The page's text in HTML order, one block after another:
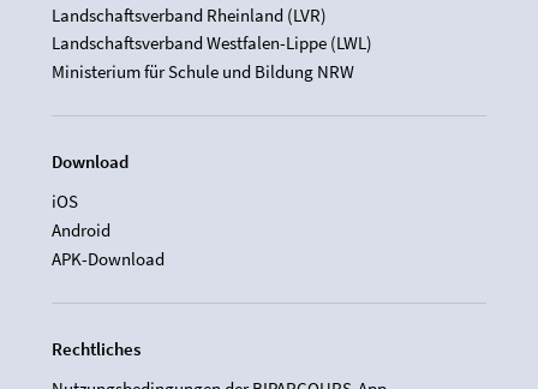
Landschaftsverband Rheinland (LVR)
Landschaftsverband Westfalen-Lippe (LWL)
Ministerium für Schule und Bildung NRW
Download
iOS
Android
APK-Download
Rechtliches